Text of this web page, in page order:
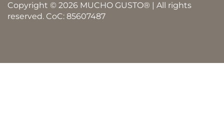
Copyright © 2026 MUCHO GUSTO® | All rights
reserved. CoC: 85607487